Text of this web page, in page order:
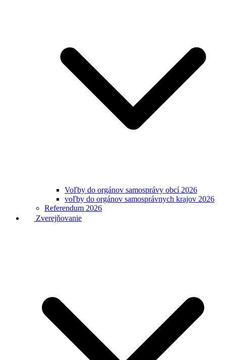
Voľby do orgánov samosprávy obcí 2026
voľby do orgánov samosprávnych krajov 2026
Referendum 2026
Zverejňovanie